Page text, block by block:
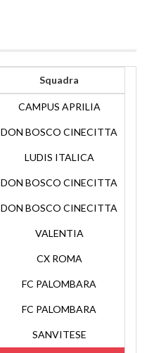
Squadra
CAMPUS APRILIA
DON BOSCO CINECITTA
LUDIS ITALICA
DON BOSCO CINECITTA
DON BOSCO CINECITTA
VALENTIA
CX ROMA
FC PALOMBARA
FC PALOMBARA
SANVITESE